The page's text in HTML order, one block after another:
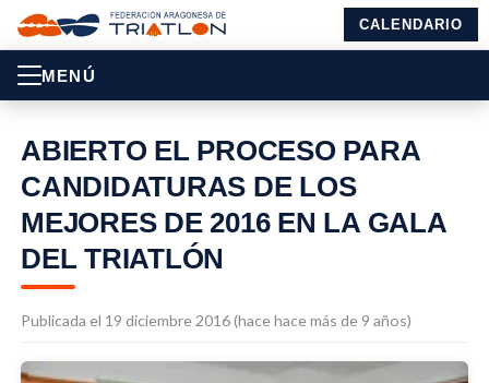
CALENDARIO
MENÚ
ABIERTO EL PROCESO PARA
CANDIDATURAS DE LOS
MEJORES DE 2016 EN LA GALA
DEL TRIATLÓN
Publicada el 19 diciembre 2016 (hace hace más de 9 años)